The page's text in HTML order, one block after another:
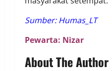
Sumber: Humas_LT
Pewarta: Nizar
About The Author